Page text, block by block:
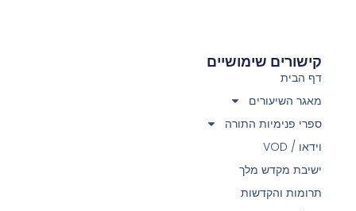
קישורים שימושיים
דף הבית
מאגר השיעורים
ספרי פנימיות התורה
וידאו / VOD
ישיבת מקדש מלך
תרומות והקדשות